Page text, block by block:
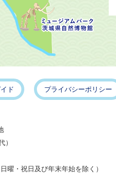
ド プライバシーポリシー
）
曜・祝日及び年末年始を除く）